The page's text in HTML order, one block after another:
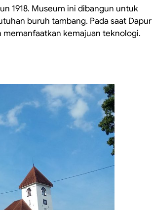
1918. Museum ini dibangun untuk
buruh tambang. Pada saat Dapur
memanfaatkan kemajuan teknologi.